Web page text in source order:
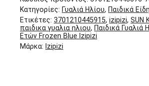
Κατηγορίες: Γυαλιά Ηλίου, Παιδικά Είδη
Ετικέτες: 3701210445915, izipizi, SUN
παιδικα γυαλια ηλιου, Παιδικά Γυαλιά
Ετών Frozen Blue Izipizi
Μάρκα: Izipizi